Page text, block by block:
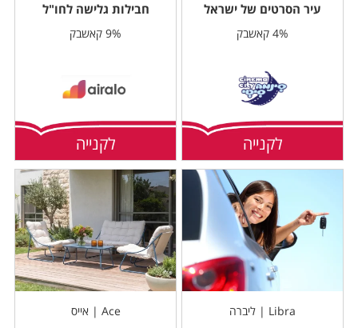
עיר הסרטים של ישראל
4% קאשבק
לקנייה
חבילות גלישה לחו"ל
9% קאשבק
לקנייה
Libra | ליברה Ace | אייס